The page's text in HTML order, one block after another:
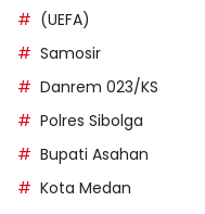
(UEFA)
Samosir
Danrem 023/KS
Polres Sibolga
Bupati Asahan
Kota Medan